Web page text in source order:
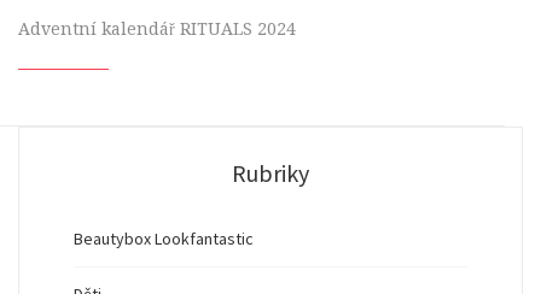
Adventní kalendář RITUALS 2024
Rubriky
Beautybox Lookfantastic